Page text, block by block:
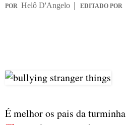
POR Helô D'Angelo EDITADO POR
É melhor os pais da